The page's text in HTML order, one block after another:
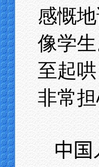
感慨
像学
至起
非常
中